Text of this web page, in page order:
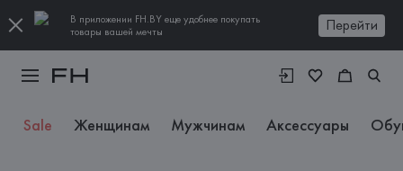
В приложении FH.BY еще удобнее покупать
товары вашей мечты
Перейти
Sale Женщинам Мужчинам Аксессуары